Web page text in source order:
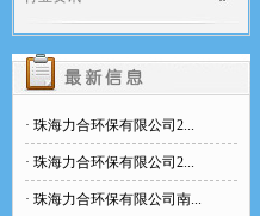
· 珠海力合环保有限公司2...
· 珠海力合环保有限公司2...
· 珠海力合环保有限公司南...